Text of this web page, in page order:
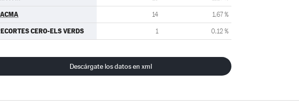
14 1,67 %
CERO-ELS VERDS 1 0,12 %
Descárgate los datos en xml